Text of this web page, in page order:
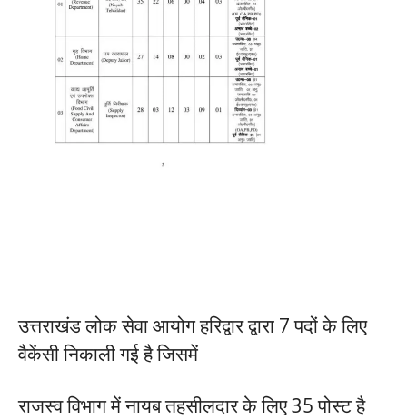
उत्तराखंड लोक सेवा आयोग हरिद्वार द्वारा 7 पदों के लिए
वैकेंसी निकाली गई है जिसमें
राजस्व विभाग में नायब तहसीलदार के लिए 35 पोस्ट है